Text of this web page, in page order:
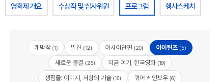
영화제 개요 수상작 및 심사위원 프로그램 행사스케치
개막작(1) 발견 (12) 아시아단편 (20) 아이틴즈(5)
새로운 물결 (25) 지금 여기, 한국영화(19)
쟁점들: 이미지, 저항의 기술(16) 퀴어 레인보우(6)